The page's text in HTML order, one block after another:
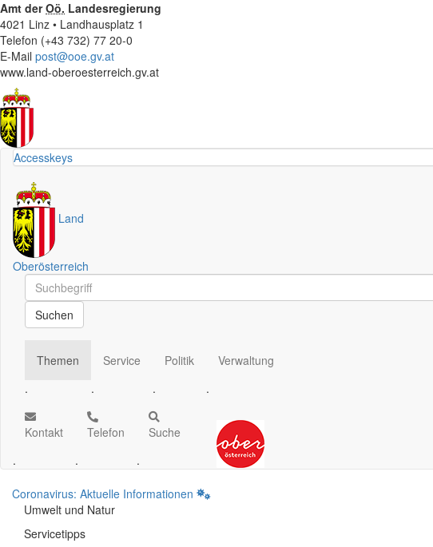
Amt derOö. Landesregierung
4021 Linz • Landhausplatz 1
Telefon (+43 732) 77 20-0
E-Mail post@ooe.gv.at
www.land-oberoesterreich.gv.at
Accesskeys
Land
Oberösterreich
Schnellsuche
Schnellsuche
Suchen
Themen
.
Service
.
Politik
.
Verwaltung
.
Kontakt
.
Telefon
.
Suche
.
Coronavirus: Aktuelle Informationen
Umwelt und Natur
Servicetipps